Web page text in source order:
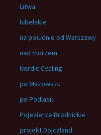
Litwa
lubelskie
na południe od Warszawy
nad morzem
Nordic Cycling
po Mazowszu
po Podlasiu
Pojezierze Brodnickie
projekt Dojczland